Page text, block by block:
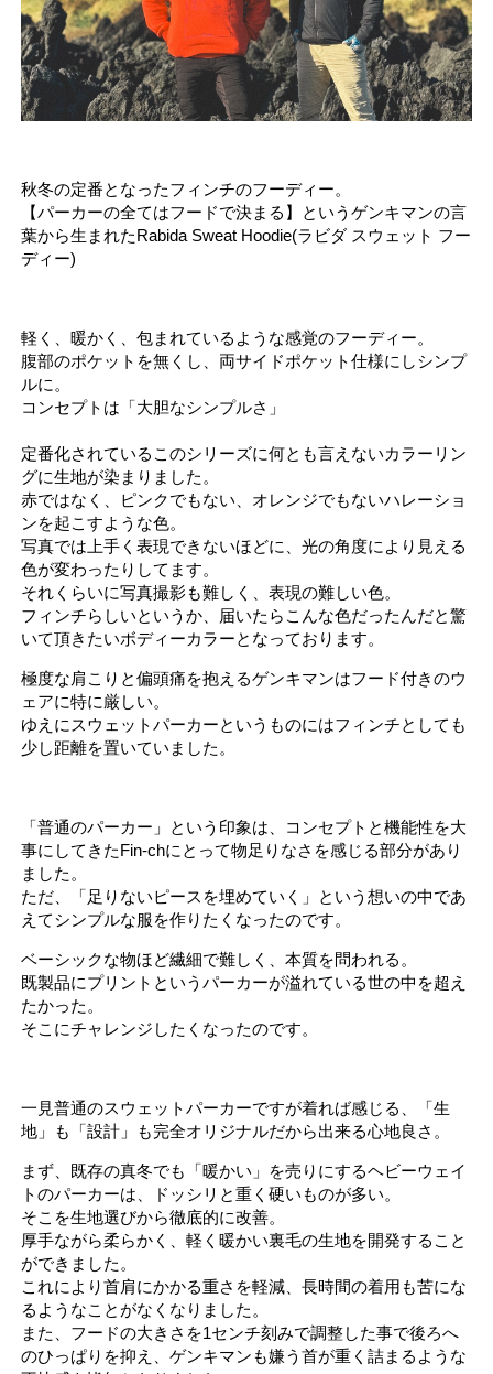
秋冬の定番となったフィンチのフーディー。
【パーカーの全てはフードで決まる】というゲンキマンの言
葉から生まれたRabida Sweat Hoodie(ラビダ スウェット フー
ディー)
軽く、暖かく、包まれているような感覚のフーディー。
腹部のポケットを無くし、両サイドポケット仕様にしシンプ
ルに。
コンセプトは「大胆なシンプルさ」
定番化されているこのシリーズに何とも言えないカラーリン
グに生地が染まりました。
赤ではなく、ピンクでもない、オレンジでもないハレーショ
ンを起こすような色。
写真では上手く表現できないほどに、光の角度により見える
色が変わったりしてます。
それくらいに写真撮影も難しく、表現の難しい色。
フィンチらしいというか、届いたらこんな色だったんだと驚
いて頂きたいボディーカラーとなっております。
極度な肩こりと偏頭痛を抱えるゲンキマンはフード付きのウ
ェアに特に厳しい。
ゆえにスウェットパーカーというものにはフィンチとしても
少し距離を置いていました。
「普通のパーカー」という印象は、コンセプトと機能性を大
事にしてきたFin-chにとって物足りなさを感じる部分があり
ました。
ただ、「足りないピースを埋めていく」という想いの中であ
えてシンプルな服を作りたくなったのです。
ベーシックな物ほど繊細で難しく、本質を問われる。
既製品にプリントというパーカーが溢れている世の中を超え
たかった。
そこにチャレンジしたくなったのです。
一見普通のスウェットパーカーですが着れば感じる、「生
地」も「設計」も完全オリジナルだから出来る心地良さ。
まず、既存の真冬でも「暖かい」を売りにするヘビーウェイ
トのパーカーは、ドッシリと重く硬いものが多い。
そこを生地選びから徹底的に改善。
厚手ながら柔らかく、軽く暖かい裏毛の生地を開発すること
ができました。
これにより首肩にかかる重さを軽減、長時間の着用も苦にな
るようなことがなくなりました。
また、フードの大きさを1センチ刻みで調整した事で後ろへ
のひっぱりを抑え、ゲンキマンも嫌う首が重く詰まるような